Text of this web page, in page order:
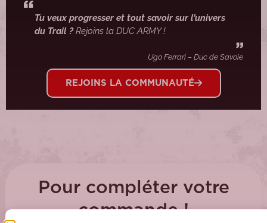
Tu veux progresser et tout savoir sur l’univers
du Trail ?Rejoins la DUC ARMY !
Ugo Ferrari – Duc de Savoie
REJOINS LA COMMUNAUTÉ
Pour compléter votre
commande !